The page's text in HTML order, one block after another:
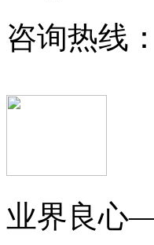
咨询热线：
业界良心